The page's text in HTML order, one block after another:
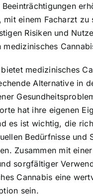
mit einem Facharzt zu
Risiken und
medizinisches
medizinisches
Alternative in
hat ihre eigenen
es ist wichtig, die
Bedürfnisse und
Zusammen mit
sorgfältiger
Cannabis eine
sein.